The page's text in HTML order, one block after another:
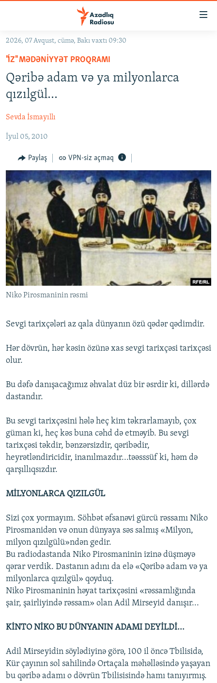
Əsas
qayıt
Əsas
naviqasiyaya
qayıt
Axtarışa
GÜNDƏM
#İZAHLA
KORRUPSIOMETR
#ƏSLINDƏ
FƏRQƏ BAX
QANUNI DOĞRU
ARAŞDIRMA
MULTIMEDIA
FOTOQALEREYA
İNFOQRAFIKA
KARIKATURA
RADIO ARXIV
OXU ZALI
AZƏRBAYCAN ƏDƏBIYYATI KITABXANASI
İSLAM VƏ DEMOKRATIYA
İZ - MƏDƏNIYYƏT PROQRAMI
HAQQIMIZDA
MISSIYAMIZ
PEŞƏ ETIKASI VƏ JURNALISTIKA STANDARTLARIMIZ
MATERIALLARIMIZDAN ISTIFADƏ
AZADLIQRADIOSU MOBIL TELEFONUNUZDA
BIZIMLƏ ƏLAQƏ
BIZI IZLƏ
RFE/RL-in bütün saytları
2026, 07 Avqust, cümə, Bakı vaxtı 09:30
"İZ" MƏDƏNIYYƏT PROQRAMI
Qəribə adam və ya milyonlarca
qızılgül...
Sevda İsmayıllı
İyul 05, 2010
Paylaş VPN-siz açmaq
Niko Pirosmaninin rəsmi
Sevgi tarixçələri az qala dünyanın özü qədər qədimdir.
Hər dövrün, hər kəsin özünə xas sevgi tarixçəsi tarixçəsi
olur.
Bu dəfə danışacağımız əhvalat düz bir əsrdir ki, dillərdə
dastandır.
Bu sevgi tarixçəsini hələ heç kim təkrarlamayıb, çox
güman ki, heç kəs buna cəhd də etməyib. Bu sevgi
tarixçəsi təkdir, bənzərsizdir, qəribədir,
heyrətləndiricidir, inanılmazdır...təəsssüf ki, həm də
qarşıllıqsızdır.
MİLYONLARCA QIZILGÜL
Sizi çox yormayım. Söhbət əfsanəvi gürcü rəssamı Niko
Pirosmanidən və onun dünyaya səs salmış «Milyon,
milyon qızılgülü»ndən gedir.
Bu radiodastanda Niko Pirosmaninin izinə düşməyə
qərar verdik. Dastanın adını da elə «Qəribə adam və ya
milyonlarca qızılgül» qoyduq.
Niko Pirosmaninin həyat tarixçəsini «rəssamlığında
şair, şairliyində rəssam» olan Adil Mirseyid danışır...
KİNTO NİKO BU DÜNYANIN ADAMI DEYİLDİ...
Adil Mirseyidin söylədiyinə görə, 100 il öncə Tbilisidə,
Kür çayının sol sahilində Ortaçala məhəlləsində yaşayan
bu qəribə adamı o dövrün Tbilisisində hamı tanıyırmış.